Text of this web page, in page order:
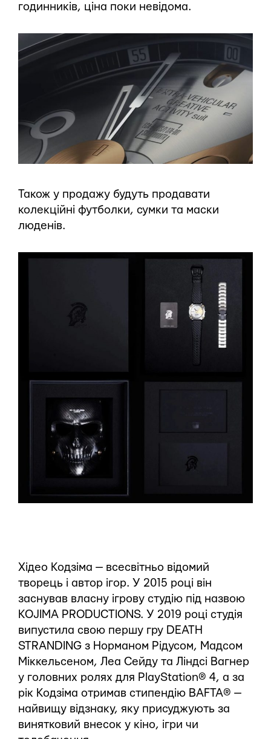
годинників, ціна поки невідома.
Також у продажу будуть продавати
колекційні футболки, сумки та маски
люденів.
Хідео Кодзіма — всесвітньо відомий
творець і автор ігор. У 2015 році він
заснував власну ігрову студію під назвою
KOJIMA PRODUCTIONS. У 2019 році студія
випустила свою першу гру DEATH
STRANDING з Норманом Рідусом, Мадсом
Міккельсеном, Леа Сейду та Ліндсі Вагнер
у головних ролях для PlayStation® 4, а за
рік Кодзіма отримав стипендію BAFTA® —
найвищу відзнаку, яку присуджують за
винятковий внесок у кіно, ігри чи